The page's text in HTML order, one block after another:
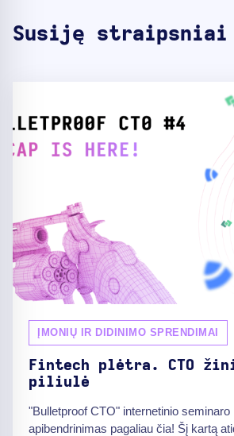
Susiję straipsniai
ĮMONIŲ IR DIDINIMO SPRENDIMAI
Fintech plėtra. CTO
piliulė
"Bulletproof CTO" internetinio seminaro
apibendrinimas pagaliau čia! Šį kartą